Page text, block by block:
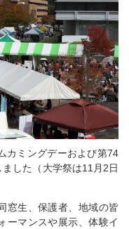
カミングデーおよび第74
した（大学祭は11月2日
窓生、保護者、地域の皆
ーマンスや展示、体験イ